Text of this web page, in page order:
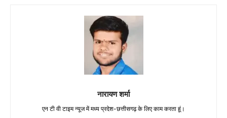
नारायण शर्मा
एन टी वी टाइम न्यूज में मध्य प्रदेश-छत्तीसगढ़ के लिए काम करता हूं।